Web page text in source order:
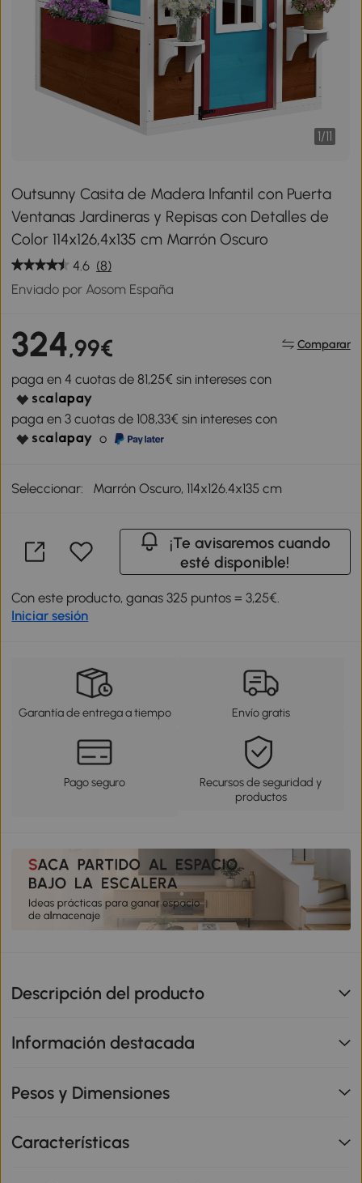
1/11
Outsunny Casita de Madera Infantil con Puerta
Ventanas Jardineras y Repisas con Detalles de
Color 114x126,4x135 cm Marrón Oscuro
4.6 (8)
Enviado por Aosom España
324,99€ Comparar
paga en 4 cuotas de 81,25€ sin intereses con
paga en 3 cuotas de 108,33€ sin intereses con
o
Seleccionar: Marrón Oscuro, 114x126.4x135 cm
¡Te avisaremos cuando
esté disponible!
Con este producto, ganas 325 puntos = 3,25€.
Iniciar sesión
Garantía de entrega a tiempo Envío gratis
Pago seguro
Recursos de seguridad y
productos
Descripción del producto
Información destacada
Pesos y Dimensiones
Características